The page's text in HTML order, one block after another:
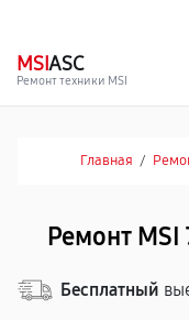
MSIASC
Ремонт техники MSI
Главная /
Ремонт MSI
Бесплатный